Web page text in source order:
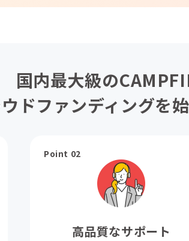
国内最大級の
ドファンディングを
Point 02
高品質なサポート